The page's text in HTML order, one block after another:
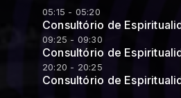
05:15 - 05:20
Consultório de
09:25 - 09:30
Consultório de
20:20 - 20:25
Consultório de